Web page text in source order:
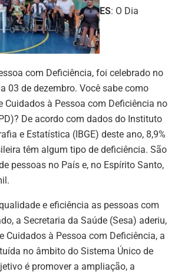
ES: O Dia
com Deficiência, foi celebrado no
03 de dezembro. Você sabe como
Cuidados à Pessoa com Deficiência no
De acordo com dados do Instituto
e Estatística (IBGE) deste ano, 8,9%
têm algum tipo de deficiência. São
pessoas no País e, no Espírito Santo,
e eficiência as pessoas com
a Secretaria da Saúde (Sesa) aderiu,
Cuidados à Pessoa com Deficiência, a
no âmbito do Sistema Único de
é promover a ampliação, a